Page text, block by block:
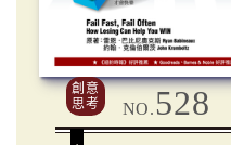
創意
思考
NO. 528